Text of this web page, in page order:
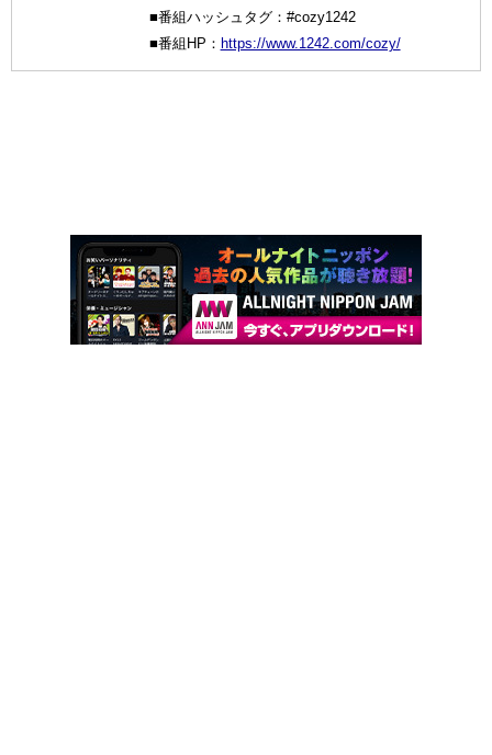
■番組ハッシュタグ：#cozy1242
■番組HP： https://www.1242.com/cozy/